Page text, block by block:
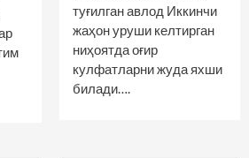
туғилган авлод Иккинчи
жаҳон уруши келтирган
ниҳоятда оғир
кулфатларни жуда яхши
билади….